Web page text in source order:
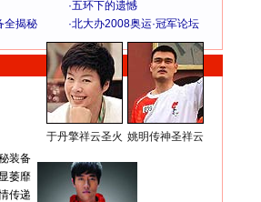
·五环下的遗憾
全揭秘 ·北大办2008奥运·冠军论坛
于丹擎祥云圣火 姚明传神圣祥云
装备
萎靡
传递